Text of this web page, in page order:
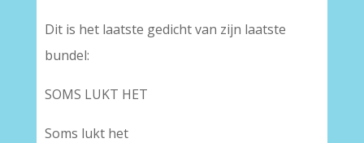
Dit is het laatste gedicht van zijn laatste
bundel:
SOMS LUKT HET
Soms lukt het